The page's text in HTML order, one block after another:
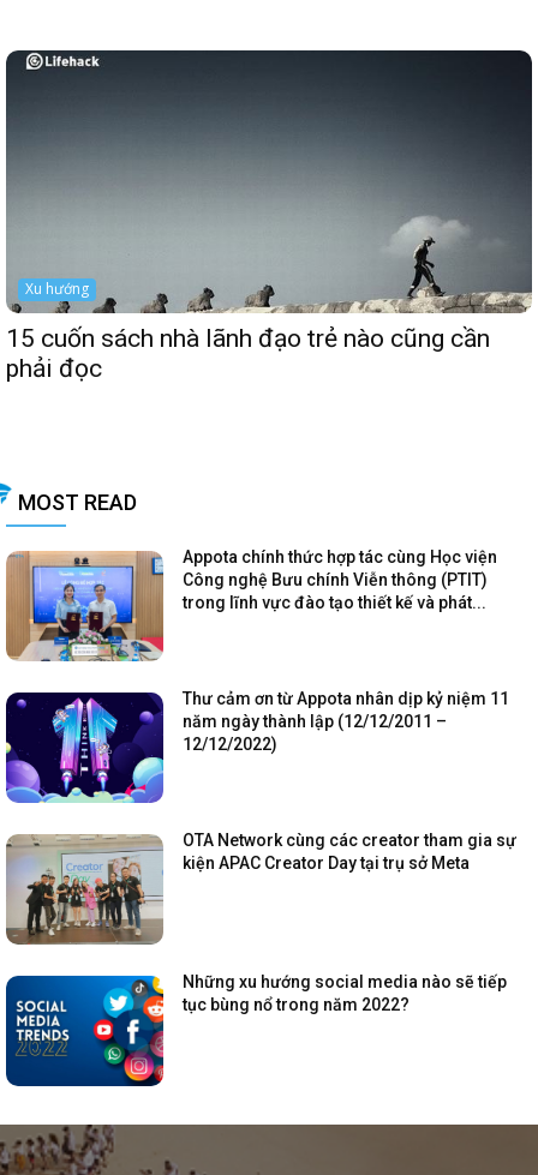
Xu hướng
15 cuốn sách nhà lãnh đạo trẻ nào cũng cần
phải đọc
MOST READ
Appota chính thức hợp tác cùng Học viện
Công nghệ Bưu chính Viễn thông (PTIT)
trong lĩnh vực đào tạo thiết kế và phát...
Thư cảm ơn từ Appota nhân dịp kỷ niệm 11
năm ngày thành lập (12/12/2011 –
12/12/2022)
OTA Network cùng các creator tham gia sự
kiện APAC Creator Day tại trụ sở Meta
Những xu hướng social media nào sẽ tiếp
tục bùng nổ trong năm 2022?